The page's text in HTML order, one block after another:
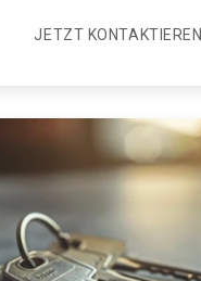
JETZT KONTAKTIEREN